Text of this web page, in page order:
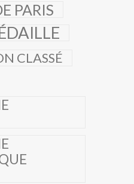
PARIS
CLASSÉ